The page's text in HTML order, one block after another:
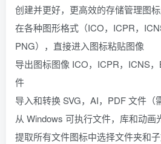
创建并更好，更高效的存储管理图
在各种图形格式（ICO，ICPR，
PNG），直接进入图标粘贴图像
导出图标图像 ICO，ICPR，ICNS
件
导入和转换 SVG，AI，PDF 文件（
从 Windows 可执行文件，库和动画
提取所有文件图标中选择文件夹和